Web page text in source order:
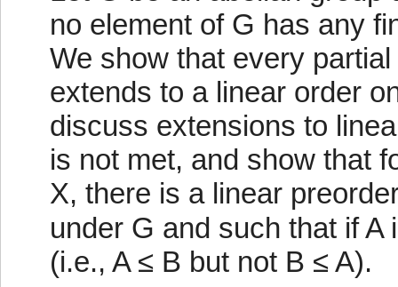
no element of G has any
We show that every
extends to a linear order
discuss extensions to
is not met, and show that
X, there is a linear
under G and such that if
(i.e., A ≤ B but not B ≤ A).